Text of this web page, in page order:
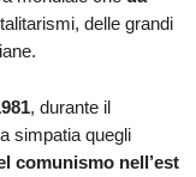
delle grandi
, durante il
simpatia quegli
comunismo nell’est